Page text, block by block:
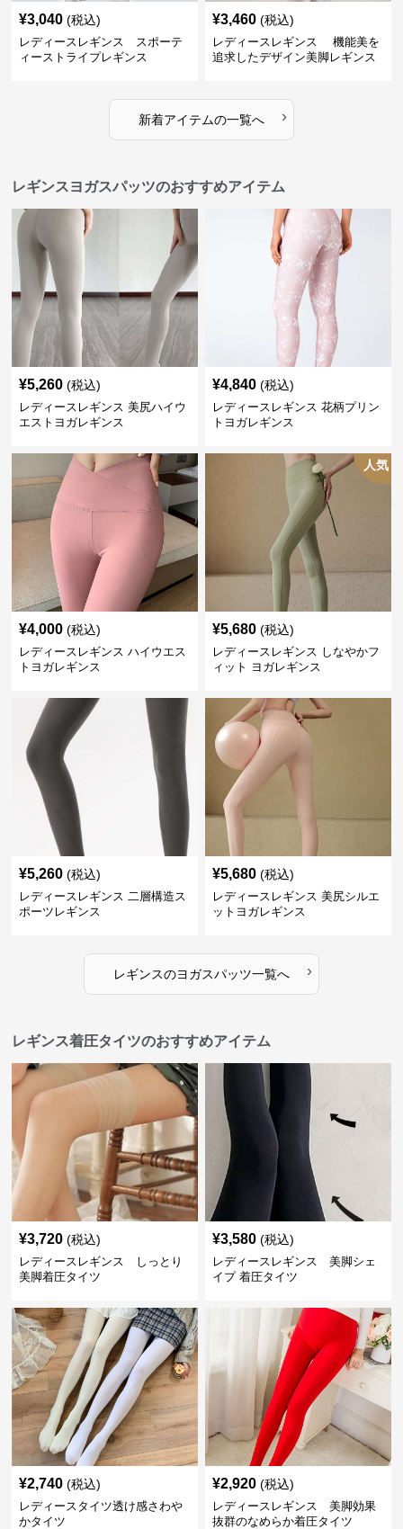
¥3,040 (税込)
レディースレギンス スポーテ
ィーストライプレギンス
¥3,460 (税込)
レディースレギンス 機能美を
追求したデザイン美脚レギンス
新着アイテムの一覧へ ›
レギンスヨガスパッツのおすすめアイテム
¥5,260 (税込)
レディースレギンス 美尻ハイウ
エストヨガレギンス
¥4,840 (税込)
レディースレギンス 花柄プリン
トヨガレギンス
¥4,000 (税込)
レディースレギンス ハイウエス
トヨガレギンス
人気
¥5,680 (税込)
レディースレギンス しなやかフ
ィット ヨガレギンス
¥5,260 (税込)
レディースレギンス 二層構造ス
ポーツレギンス
¥5,680 (税込)
レディースレギンス 美尻シルエ
ットヨガレギンス
レギンスのヨガスパッツ一覧へ ›
レギンス着圧タイツのおすすめアイテム
¥3,720 (税込)
レディースレギンス しっとり
美脚着圧タイツ
¥3,580 (税込)
レディースレギンス 美脚シェ
イプ 着圧タイツ
¥2,740 (税込)
レディースタイツ透け感さわや
かタイツ
¥2,920 (税込)
レディースレギンス 美脚効果
抜群のなめらか着圧タイツ